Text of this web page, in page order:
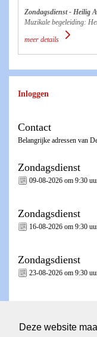
Deze website
Zondagsdienst - Heilig
Muzikale begeleiding:
meer details
Inloggen
Contact
Belangrijke adressen van
Zondagsdienst
09-08-2026 om 9:30
Zondagsdienst
16-08-2026 om 9:30
Zondagsdienst
23-08-2026 om 9:30